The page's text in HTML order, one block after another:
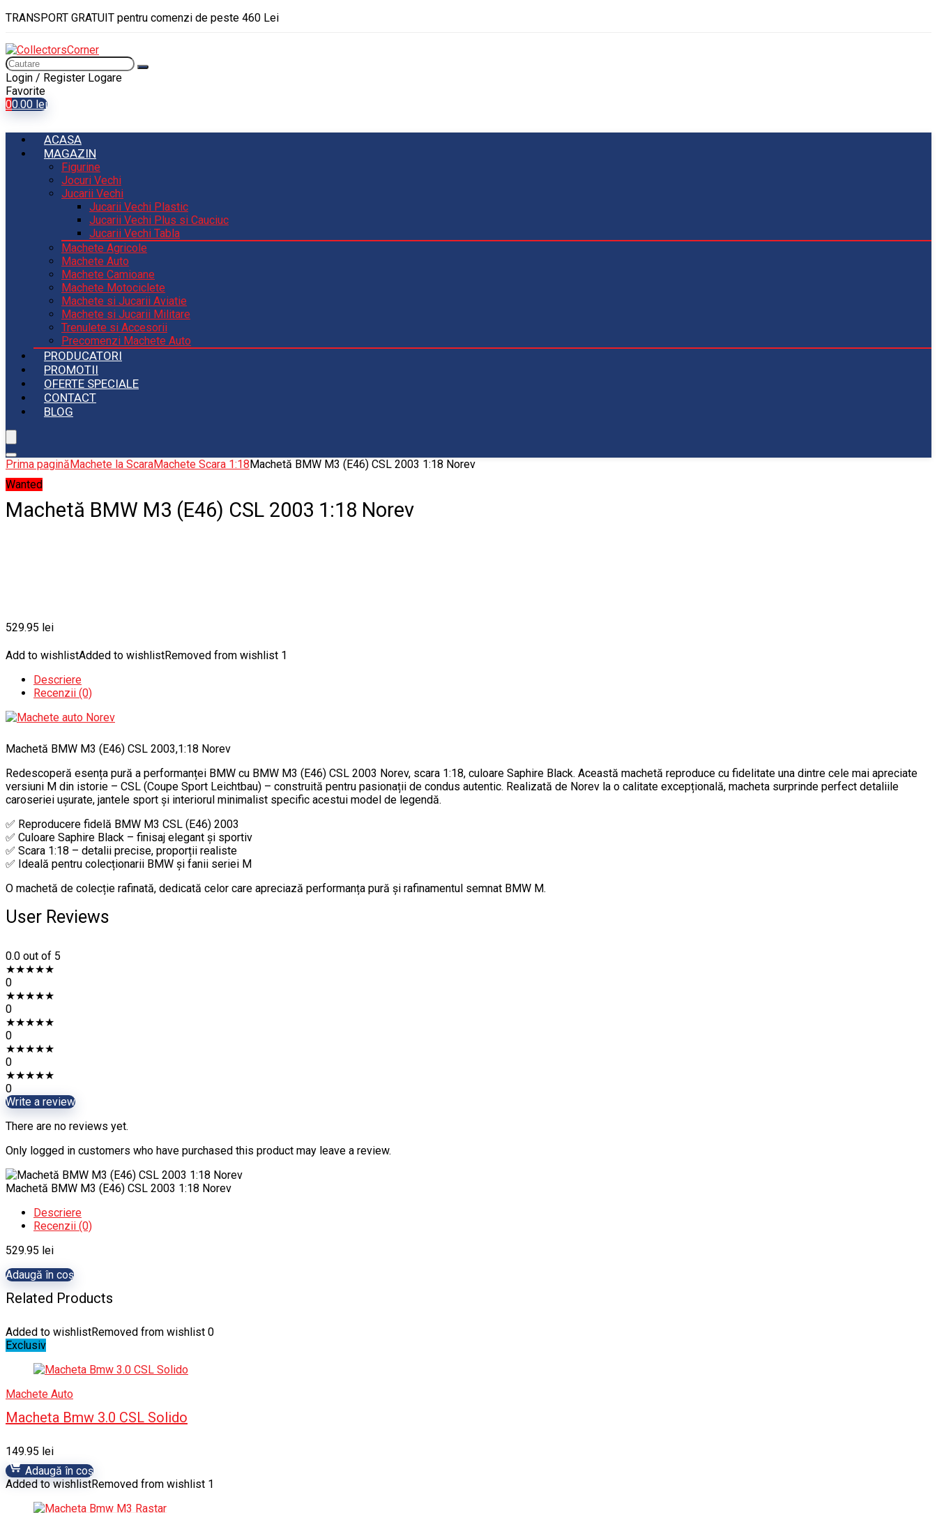
TRANSPORT GRATUIT pentru comenzi de peste 460 Lei
Login / Register Logare
Favorite
00.00 lei
ACASA
MAGAZIN
Figurine
Jocuri Vechi
Jucarii Vechi
Jucarii Vechi Plastic
Jucarii Vechi Plus si Cauciuc
Jucarii Vechi Tabla
Machete Agricole
Machete Auto
Machete Camioane
Machete Motociclete
Machete si Jucarii Aviatie
Machete si Jucarii Militare
Trenulete si Accesorii
Precomenzi Machete Auto
PRODUCATORI
PROMOTII
OFERTE SPECIALE
CONTACT
BLOG
Prima paginăMachete la ScaraMachete Scara 1:18Machetă BMW M3 (E46) CSL 2003 1:18 Norev
Wanted
Machetă BMW M3 (E46) CSL 2003 1:18 Norev
529.95 lei
Add to wishlistAdded to wishlistRemoved from wishlist 1
Descriere
Recenzii (0)
Machetă BMW M3 (E46) CSL 2003,1:18 Norev
Redescoperă esența pură a performanței BMW cu BMW M3 (E46) CSL 2003 Norev, scara 1:18, culoare Saphire Black. Această machetă reproduce cu fidelitate una dintre cele mai apreciate
versiuni M din istorie – CSL (Coupe Sport Leichtbau) – construită pentru pasionații de condus autentic. Realizată de Norev la o calitate excepțională, macheta surprinde perfect detaliile
caroseriei ușurate, jantele sport și interiorul minimalist specific acestui model de legendă.
✅ Reproducere fidelă BMW M3 CSL (E46) 2003
✅ Culoare Saphire Black – finisaj elegant și sportiv
✅ Scara 1:18 – detalii precise, proporții realiste
✅ Ideală pentru colecționarii BMW și fanii seriei M
O machetă de colecție rafinată, dedicată celor care apreciază performanța pură și rafinamentul semnat BMW M.
User Reviews
0.0 out of 5
★★★★★
0
★★★★★
0
★★★★★
0
★★★★★
0
★★★★★
0
Write a review
There are no reviews yet.
Only logged in customers who have purchased this product may leave a review.
Machetă BMW M3 (E46) CSL 2003 1:18 Norev
Descriere
Recenzii (0)
529.95 lei
Adaugă în coș
Related Products
Added to wishlistRemoved from wishlist 0
Exclusiv
Machete Auto
Macheta Bmw 3.0 CSL Solido
149.95 lei
Adaugă în coș
Added to wishlistRemoved from wishlist 1